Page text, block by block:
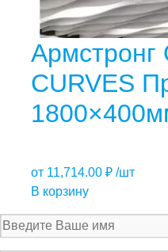
Армстронг
CURVES
от 11,714.00 ₽ /шт
В корзину